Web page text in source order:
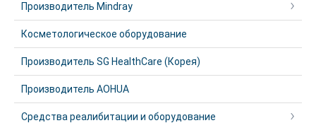
Производитель Mindray
Косметологическое оборудование
Производитель SG HealthCare (Корея)
Производитель AOHUA
Средства реалибитации и оборудование